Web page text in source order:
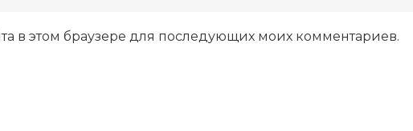
в этом браузере для последующих моих комментариев.